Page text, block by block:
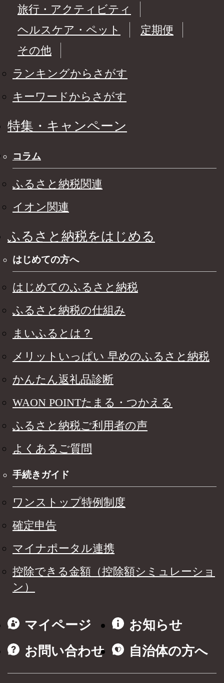
旅行・アクティビティ
ヘルスケア・ペット
定期便
その他
ランキングからさがす
キーワードからさがす
特集・キャンペーン
コラム
ふるさと納税関連
イオン関連
ふるさと納税をはじめる
はじめての方へ
はじめてのふるさと納税
ふるさと納税の仕組み
まいふるとは？
メリットいっぱい 早めのふるさと納税
かんたん返礼品診断
WAON POINTたまる・つかえる
ふるさと納税ご利用者の声
よくあるご質問
手続きガイド
ワンストップ特例制度
確定申告
マイナポータル連携
控除できる金額（控除額シミュレーショ
ン）
マイページ
お知らせ
お問い合わせ
自治体の方へ